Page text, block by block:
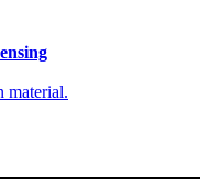
material.